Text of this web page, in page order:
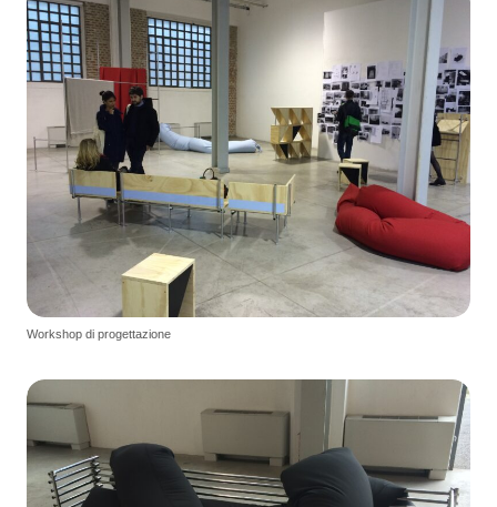
Workshop di progettazione